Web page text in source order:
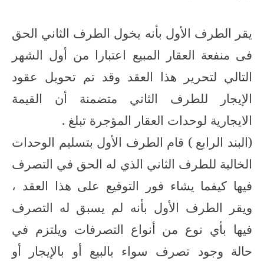
يقر الطرف الأول بأنه يخول الطرف الثاني الحق
فى منفعة العقار المبيع اعتبارا من أول الشهر
التالي لتحرير هذا العقد وقد تم تحويل عقود
الإيجار للطرف الثاني متضمنة أن القيمة
الايجارية لوحدات العقار المؤجرة تبلغ .
(البند الرابع ) قام الطرف الأول بتسليم الوحدات
الخالية للطرف الثاني الذي له الحق في التصرف
فيها كيفما يشاء فور التوقيع على هذا العقد ،
ويقر الطرف الأول بأنه لم يسبق له التصرف
فيها بأي نوع من أنواع التصرفات ويلتزم في
حالة وجود تصرف سواء بالبيع أو بالإيجار أو